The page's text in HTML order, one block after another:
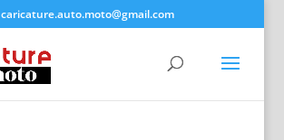
caricature.auto.moto@gmail.com